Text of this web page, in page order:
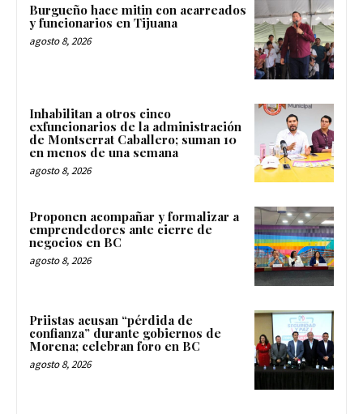
Burgueño hace mitin con acarreados
y funcionarios en Tijuana
agosto 8, 2026
Inhabilitan a otros cinco
exfuncionarios de la administración
de Montserrat Caballero; suman 10
en menos de una semana
agosto 8, 2026
Proponen acompañar y formalizar a
emprendedores ante cierre de
negocios en BC
agosto 8, 2026
Priistas acusan “pérdida de
confianza” durante gobiernos de
Morena; celebran foro en BC
agosto 8, 2026